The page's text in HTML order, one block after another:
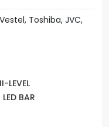
Toshiba, JVC,
LEVEL
BAR